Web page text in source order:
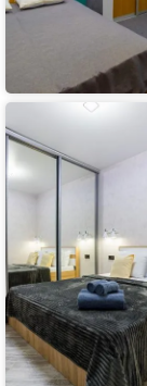
Апартаменты
Квартира
в
центре